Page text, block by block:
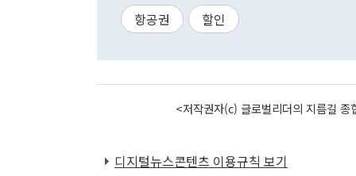
항공권
할인
<저작권자(c) 글로벌리더의 지름길
디지털뉴스콘텐츠 이용규칙 보기